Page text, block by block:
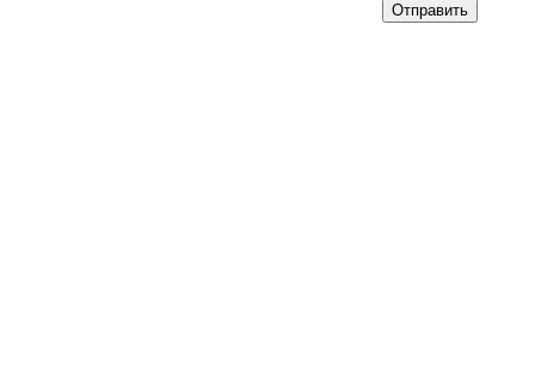
Отправить